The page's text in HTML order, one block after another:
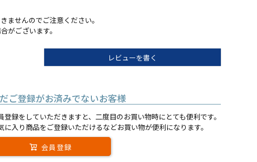
ませんのでご注意ください。
がございます。
レビューを書く
ご登録がお済みでないお客様
登録をしていただきますと、二度目のお買い物時にとても便利です。
に入り商品をご登録いただけるなどお買い物が便利になります。
会員登録